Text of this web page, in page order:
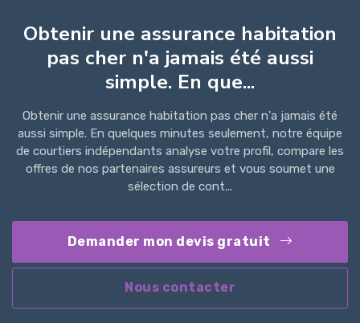
Obtenir une assurance habitation
pas cher n'a jamais été aussi
simple. En que...
Obtenir une assurance habitation pas cher n'a jamais été
aussi simple. En quelques minutes seulement, notre équipe
de courtiers indépendants analyse votre profil, compare les
offres de nos partenaires assureurs et vous soumet une
sélection de cont...
Demander mon devis gratuit
Nous contacter